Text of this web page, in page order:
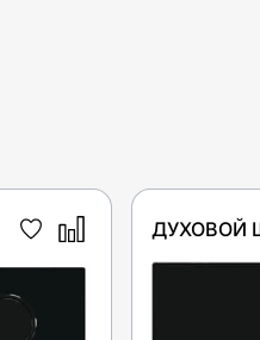
ДУХОВОЙ